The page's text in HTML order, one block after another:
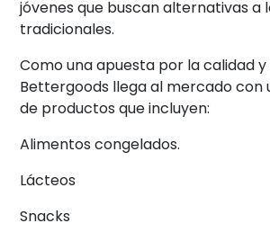
jóvenes que buscan alternativas a
tradicionales.
Como una apuesta por la calidad
Bettergoods llega al mercado con
de productos que incluyen:
Alimentos congelados.
Lácteos
Snacks